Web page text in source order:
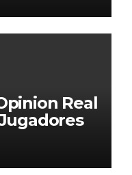
Real